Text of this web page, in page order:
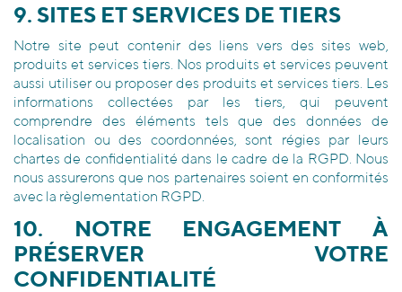
9. SITES ET SERVICES DE TIERS
Notre site peut contenir des liens vers des sites web,
produits et services tiers. Nos produits et services peuvent
aussi utiliser ou proposer des produits et services tiers. Les
informations collectées par les tiers, qui peuvent
comprendre des éléments tels que des données de
localisation ou des coordonnées, sont régies par leurs
chartes de confidentialité dans le cadre de la RGPD. Nous
nous assurerons que nos partenaires soient en conformités
avec la règlementation RGPD.
10. NOTRE ENGAGEMENT À
PRÉSERVER VOTRE
CONFIDENTIALITÉ